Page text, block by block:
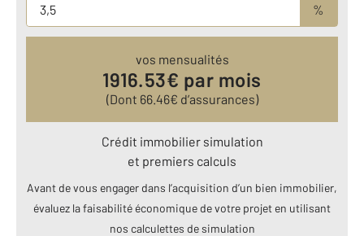
%
vos mensualités
1916.53€ par mois
(Dont 66.46€ d’assurances)
Crédit immobilier simulation
et premiers calculs
Avant de vous engager dans l’acquisition d’un bien immobilier,
évaluez la faisabilité économique de votre projet en utilisant
nos calculettes de simulation